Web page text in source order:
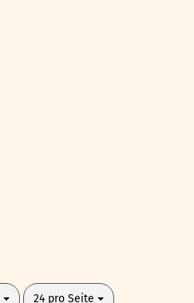
24 pro Seite
pro Seite